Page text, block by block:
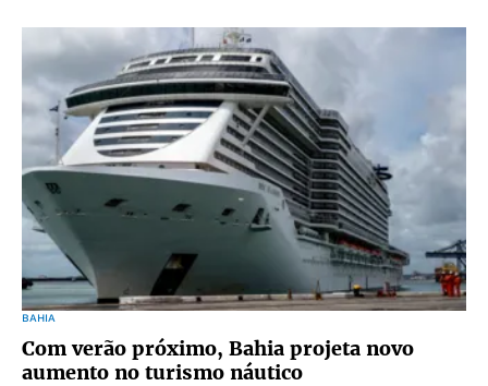
BAHIA
Com verão próximo, Bahia projeta novo
aumento no turismo náutico